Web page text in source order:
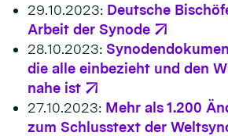
29.10.2023: Deutsche
Arbeit der Synode
28.10.2023:
die alle einbezieht und den
nahe ist
27.10.2023: Mehr als 1.200
zum Schlusstext der